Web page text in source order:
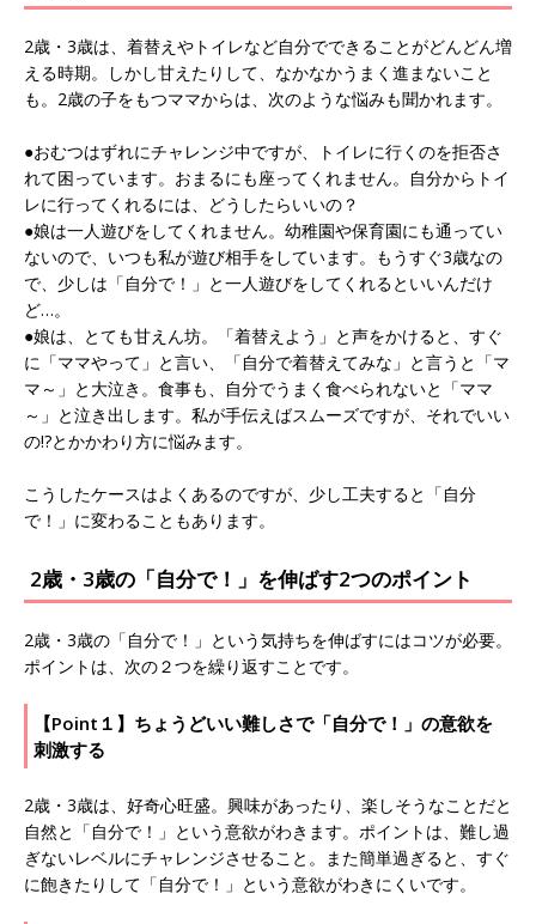
2歳・3歳は、着替えやトイレなど自分でできることがどんどん増
える時期。しかし甘えたりして、なかなかうまく進まないこと
も。2歳の子をもつママからは、次のような悩みも聞かれます。
●おむつはずれにチャレンジ中ですが、トイレに行くのを拒否さ
れて困っています。おまるにも座ってくれません。自分からトイ
レに行ってくれるには、どうしたらいいの？
●娘は一人遊びをしてくれません。幼稚園や保育園にも通ってい
ないので、いつも私が遊び相手をしています。もうすぐ3歳なの
で、少しは「自分で！」と一人遊びをしてくれるといいんだけ
ど…。
●娘は、とても甘えん坊。「着替えよう」と声をかけると、すぐ
に「ママやって」と言い、「自分で着替えてみな」と言うと「マ
マ～」と大泣き。食事も、自分でうまく食べられないと「ママ
～」と泣き出します。私が手伝えばスムーズですが、それでいい
の!?とかかわり方に悩みます。
こうしたケースはよくあるのですが、少し工夫すると「自分
で！」に変わることもあります。
2歳・3歳の「自分で！」を伸ばす2つのポイント
2歳・3歳の「自分で！」という気持ちを伸ばすにはコツが必要。
ポイントは、次の２つを繰り返すことです。
【Point１】ちょうどいい難しさで「自分で！」の意欲を
刺激する
2歳・3歳は、好奇心旺盛。興味があったり、楽しそうなことだと
自然と「自分で！」という意欲がわきます。ポイントは、難し過
ぎないレベルにチャレンジさせること。また簡単過ぎると、すぐ
に飽きたりして「自分で！」という意欲がわきにくいです。